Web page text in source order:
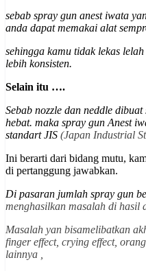
sebab spray gun anest iwata
anda dapat memakai alat
sehingga kamu tidak lekas
lebih konsisten.
Selain itu ….
Sebab nozzle dan neddle
hebat. maka spray gun Anest
standart JIS (Japan Industrial
Ini berarti dari bidang mutu,
di pertanggung jawabkan.
Di pasaran jumlah spray gun
menghasilkan masalah di hasil
Masalah yan bisamelibatkan
finger effect, crying effect,
lainnya ,